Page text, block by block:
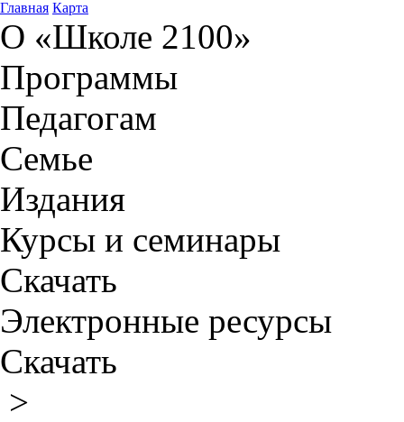
Главная Карта
О «Школе 2100»
Программы
Педагогам
Семье
Издания
Курсы и семинары
Скачать
Электронные ресурсы
Скачать
>